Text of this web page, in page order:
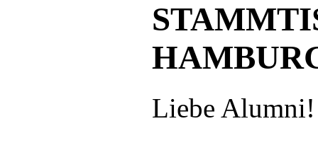
Liebe Alumni!